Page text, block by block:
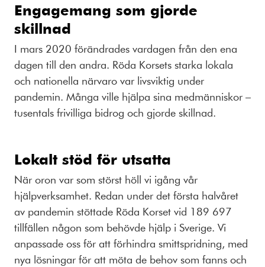
Engagemang som gjorde
skillnad
I mars 2020 förändrades vardagen från den ena
dagen till den andra. Röda Korsets starka lokala
och nationella närvaro var livsviktig under
pandemin. Många ville hjälpa sina medmänniskor –
tusentals frivilliga bidrog och gjorde skillnad.
Lokalt stöd för utsatta
När oron var som störst höll vi igång vår
hjälpverksamhet. Redan under det första halvåret
av pandemin stöttade Röda Korset vid 189 697
tillfällen någon som behövde hjälp i Sverige. Vi
anpassade oss för att förhindra smittspridning, med
nya lösningar för att möta de behov som fanns och